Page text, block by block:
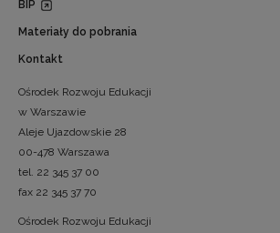
BIP
Materiały do pobrania
Kontakt
Ośrodek Rozwoju Edukacji
w Warszawie
Aleje Ujazdowskie 28
00-478 Warszawa
tel. 22 345 37 00
fax 22 345 37 70
Ośrodek Rozwoju Edukacji